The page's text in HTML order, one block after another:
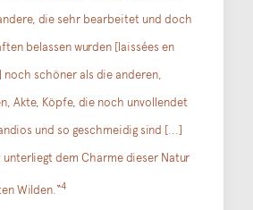
die sehr bearbeitet und doch
belassen wurden [laissées en
schöner als die anderen,
Akte, Köpfe, die noch unvollendet
und so geschmeidig sind [...]
unterliegt dem Charme dieser Natur
Wilden.“4